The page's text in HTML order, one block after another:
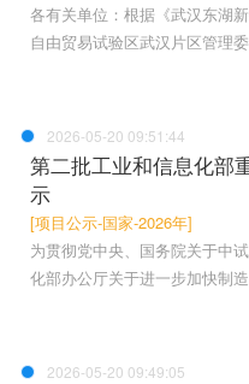
各有关单位：根据《武汉东湖
自由贸易试验区武汉片区管理
2026-05-20 09:51:44
第二批工业和信息化部
示
[项目公示-国家-2026年]
为贯彻党中央、国务院关于中
化部办公厅关于进一步加快制
2026-05-20 09:49:05